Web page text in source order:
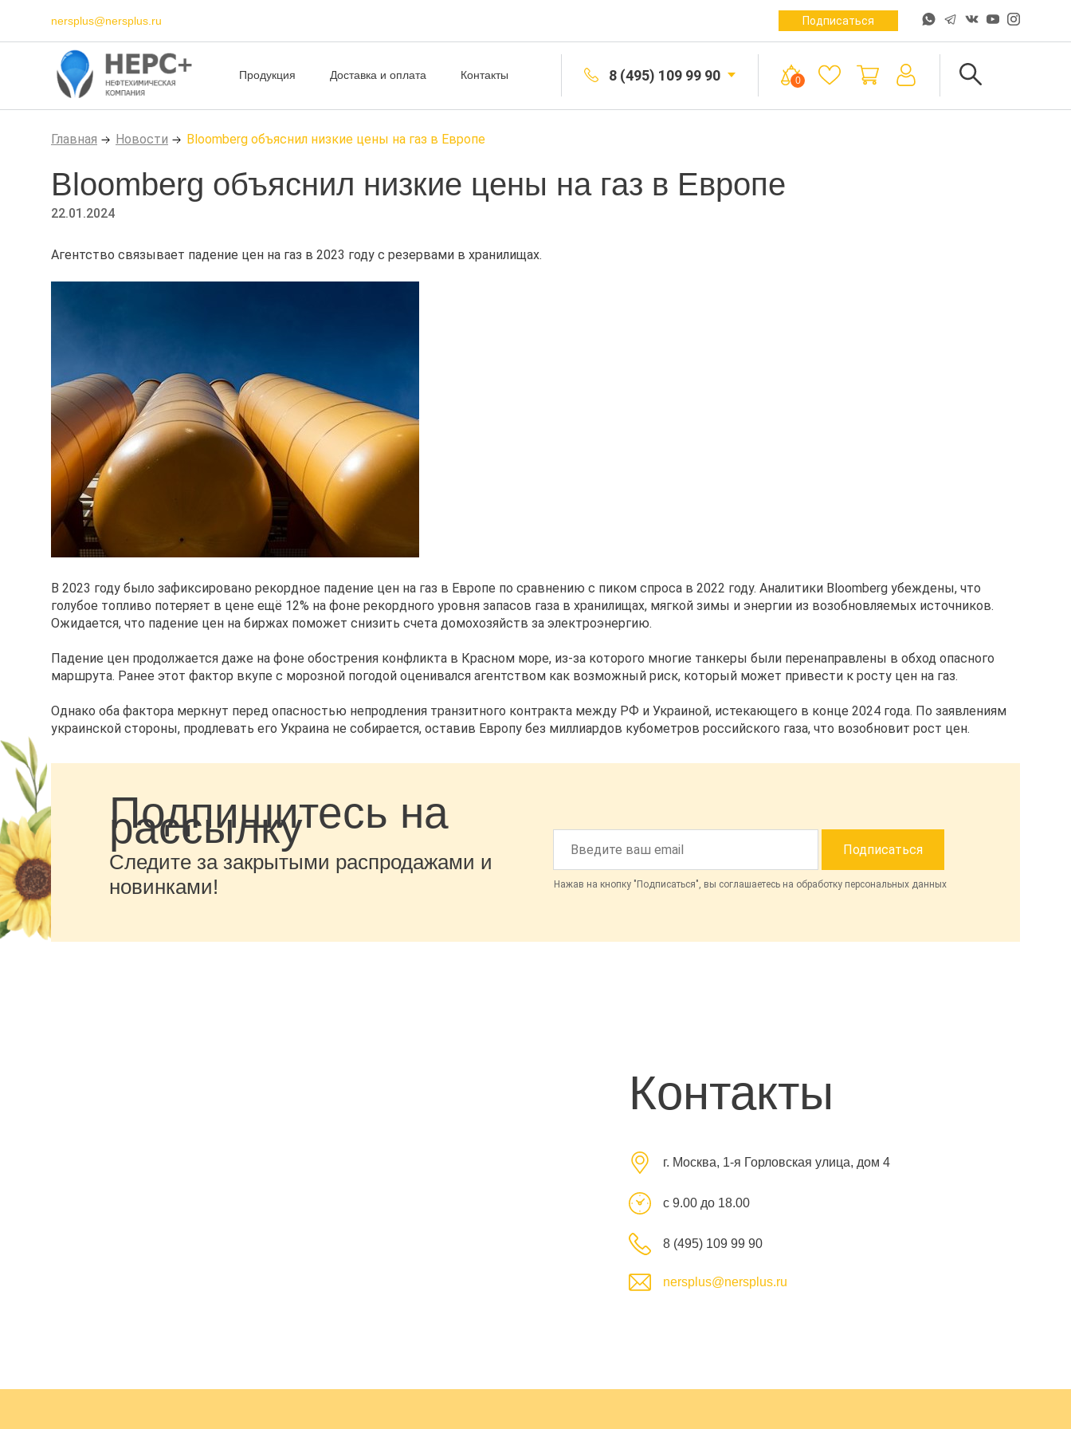
nersplus@nersplus.ru Подписаться
Продукция Доставка и оплата Контакты 8 (495) 109 99 90 0
Главная Новости Bloomberg объяснил низкие цены на газ в Европе
Bloomberg объяснил низкие цены на газ в Европе
22.01.2024
Агентство связывает падение цен на газ в 2023 году с резервами в хранилищах.
В 2023 году было зафиксировано рекордное падение цен на газ в Европе по сравнению с пиком спроса в 2022 году. Аналитики Bloomberg убеждены, что
голубое топливо потеряет в цене ещё 12% на фоне рекордного уровня запасов газа в хранилищах, мягкой зимы и энергии из возобновляемых источников.
Ожидается, что падение цен на биржах поможет снизить счета домохозяйств за электроэнергию.
Падение цен продолжается даже на фоне обострения конфликта в Красном море, из-за которого многие танкеры были перенаправлены в обход опасного
маршрута. Ранее этот фактор вкупе с морозной погодой оценивался агентством как возможный риск, который может привести к росту цен на газ.
Однако оба фактора меркнут перед опасностью непродления транзитного контракта между РФ и Украиной, истекающего в конце 2024 года. По заявлениям
украинской стороны, продлевать его Украина не собирается, оставив Европу без миллиардов кубометров российского газа, что возобновит рост цен.
Подпишитесь на
рассылку
Следите за закрытыми распродажами и
новинками!
Нажав на кнопку "Подписаться", вы соглашаетесь на обработку персональных данных
Контакты
г. Москва, 1-я Горловская улица, дом 4
с 9.00 до 18.00
8 (495) 109 99 90
nersplus@nersplus.ru